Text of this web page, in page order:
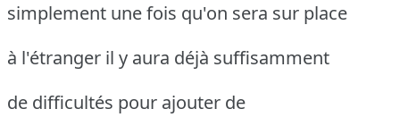
simplement une fois qu'on sera sur place
à l'étranger il y aura déjà suffisamment
de difficultés pour ajouter de